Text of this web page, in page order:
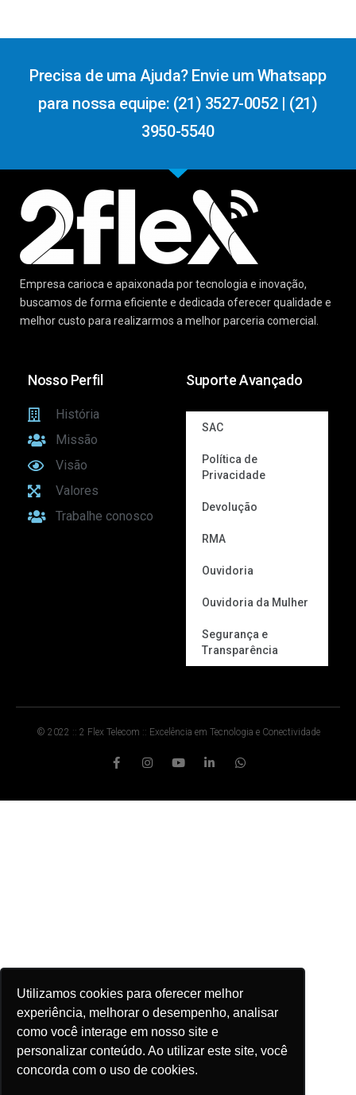
Utilizamos cookies para oferecer melhor
experiência, melhorar o desempenho, analisar
como você interage em nosso site e
personalizar conteúdo. Ao utilizar este site, você
concorda com o uso de cookies.
Precisa de uma Ajuda? Envie um Whatsapp
para nossa equipe: (21) 3527-0052 | (21)
3950-5540
Empresa carioca e apaixonada por tecnologia e inovação,
buscamos de forma eficiente e dedicada oferecer qualidade e
melhor custo para realizarmos a melhor parceria comercial.
Nosso Perfil
História
Missão
Visão
Valores
Trabalhe conosco
Suporte Avançado
SAC
Política de
Privacidade
Devolução
RMA
Ouvidoria
Ouvidoria da Mulher
Segurança e
Transparência
© 2022 :: 2 Flex Telecom :: Excelência em Tecnologia e Conectividade